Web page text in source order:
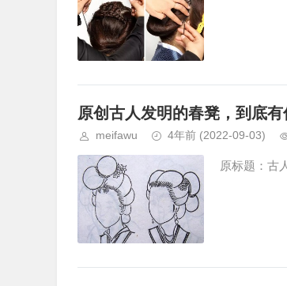
原创古人发明的春凳，到底有
meifawu 4年前 (2022-09-03)
原标题：古